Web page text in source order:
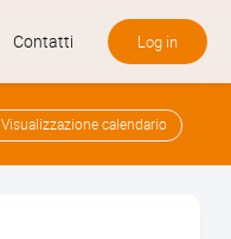
Contatti Log in
Visualizzazione calendario